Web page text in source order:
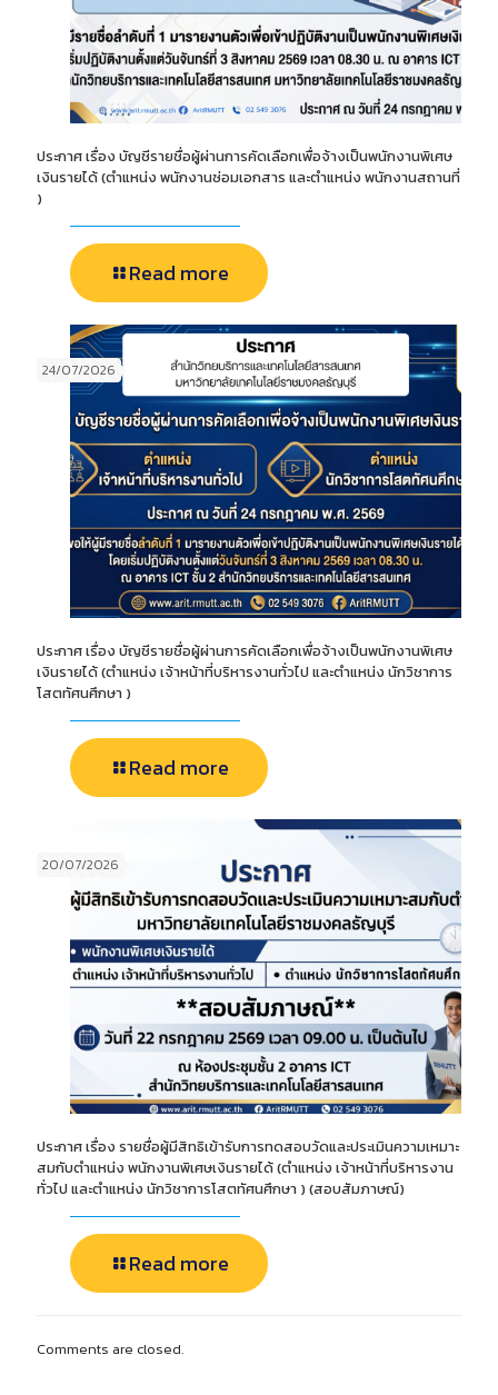
ประกาศ เรื่อง บัญชีรายชื่อผู้ผ่านการคัดเลือกเพื่อจ้างเป็นพนักงานพิเศษ
เงินรายได้ (ตำแหน่ง พนักงานซ่อมเอกสาร และตำแหน่ง พนักงานสถานที่
)
Read more
24/07/2026
ประกาศ เรื่อง บัญชีรายชื่อผู้ผ่านการคัดเลือกเพื่อจ้างเป็นพนักงานพิเศษ
เงินรายได้ (ตำแหน่ง เจ้าหน้าที่บริหารงานทั่วไป และตำแหน่ง นักวิชาการ
โสตทัศนศึกษา )
Read more
20/07/2026
ประกาศ เรื่อง รายชื่อผู้มีสิทธิเข้ารับการทดสอบวัดและประเมินความเหมาะ
สมกับตำแหน่ง พนักงานพิเศษเงินรายได้ (ตำแหน่ง เจ้าหน้าที่บริหารงาน
ทั่วไป และตำแหน่ง นักวิชาการโสตทัศนศึกษา ) (สอบสัมภาษณ์)
Read more
Comments are closed.